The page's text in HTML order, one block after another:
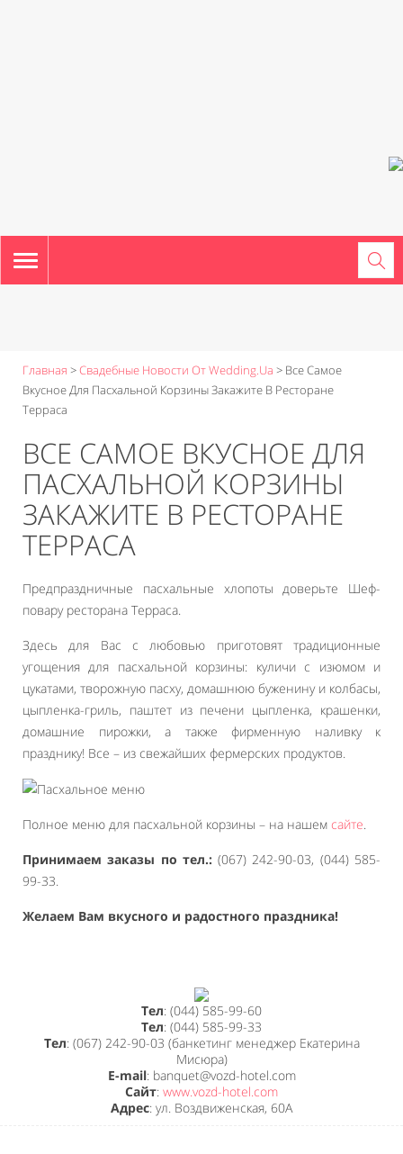
TOGGLE
NAVIGATION
Главная >Свадебные Новости От Wedding.ua > Все Самое
Вкусное Для Пасхальной Корзины Закажите В Ресторане
Терраса
ВСЕ САМОЕ ВКУСНОЕ ДЛЯ
ПАСХАЛЬНОЙ КОРЗИНЫ
ЗАКАЖИТЕ В РЕСТОРАНЕ
ТЕРРАСА
Предпраздничные пасхальные хлопоты доверьте Шеф-
повару ресторана Терраса.
Здесь для Вас с любовью приготовят традиционные
угощения для пасхальной корзины: куличи с изюмом и
цукатами, творожную пасху, домашнюю буженину и колбасы,
цыпленка-гриль, паштет из печени цыпленка, крашенки,
домашние пирожки, а также фирменную наливку к
празднику! Все – из свежайших фермерских продуктов.
Полное меню для пасхальной корзины – на нашем сайте.
Принимаем заказы по тел.:(067) 242-90-03, (044) 585-
99-33.
Желаем Вам вкусного и радостного праздника!
Тел: (044) 585-99-60
Тел: (044) 585-99-33
Тел: (067) 242-90-03 (банкетинг менеджер Екатерина
Мисюра)
E-mail: banquet@vozd-hotel.com
Сайт: www.vozd-hotel.com
Адрес: ул. Воздвиженская, 60А